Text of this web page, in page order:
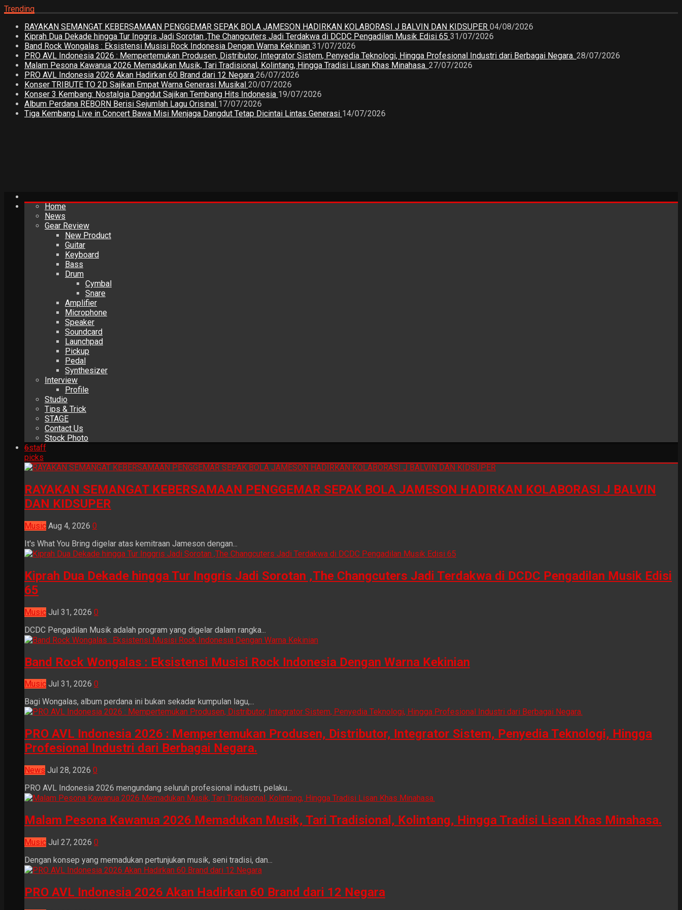
Trending
RAYAKAN SEMANGAT KEBERSAMAAN PENGGEMAR SEPAK BOLA JAMESON HADIRKAN KOLABORASI J BALVIN DAN KIDSUPER 04/08/2026
Kiprah Dua Dekade hingga Tur Inggris Jadi Sorotan ,The Changcuters Jadi Terdakwa di DCDC Pengadilan Musik Edisi 65 31/07/2026
Band Rock Wongalas : Eksistensi Musisi Rock Indonesia Dengan Warna Kekinian 31/07/2026
PRO AVL Indonesia 2026 : Mempertemukan Produsen, Distributor, Integrator Sistem, Penyedia Teknologi, Hingga Profesional Industri dari Berbagai Negara. 28/07/2026
Malam Pesona Kawanua 2026 Memadukan Musik, Tari Tradisional, Kolintang, Hingga Tradisi Lisan Khas Minahasa. 27/07/2026
PRO AVL Indonesia 2026 Akan Hadirkan 60 Brand dari 12 Negara 26/07/2026
Konser TRIBUTE TO 2D Sajikan Empat Warna Generasi Musikal 20/07/2026
Konser 3 Kembang: Nostalgia Dangdut Sajikan Tembang Hits Indonesia 19/07/2026
Album Perdana REBORN Berisi Sejumlah Lagu Orisinal 17/07/2026
Tiga Kembang Live in Concert Bawa Misi Menjaga Dangdut Tetap Dicintai Lintas Generasi 14/07/2026
Home
News
Gear Review
New Product
Guitar
Keyboard
Bass
Drum
Cymbal
Snare
Amplifier
Microphone
Speaker
Soundcard
Launchpad
Pickup
Pedal
Synthesizer
Interview
Profile
Studio
Tips & Trick
STAGE
Contact Us
Stock Photo
6staff
picks
RAYAKAN SEMANGAT KEBERSAMAAN PENGGEMAR SEPAK BOLA JAMESON HADIRKAN KOLABORASI J BALVIN
DAN KIDSUPER
Music Aug 4, 2026 0
It's What You Bring digelar atas kemitraan Jameson dengan...
Kiprah Dua Dekade hingga Tur Inggris Jadi Sorotan ,The Changcuters Jadi Terdakwa di DCDC Pengadilan Musik Edisi
65
Music Jul 31, 2026 0
DCDC Pengadilan Musik adalah program yang digelar dalam rangka...
Band Rock Wongalas : Eksistensi Musisi Rock Indonesia Dengan Warna Kekinian
Music Jul 31, 2026 0
Bagi Wongalas, album perdana ini bukan sekadar kumpulan lagu,...
PRO AVL Indonesia 2026 : Mempertemukan Produsen, Distributor, Integrator Sistem, Penyedia Teknologi, Hingga
Profesional Industri dari Berbagai Negara.
News Jul 28, 2026 0
PRO AVL Indonesia 2026 mengundang seluruh profesional industri, pelaku...
Malam Pesona Kawanua 2026 Memadukan Musik, Tari Tradisional, Kolintang, Hingga Tradisi Lisan Khas Minahasa.
Music Jul 27, 2026 0
Dengan konsep yang memadukan pertunjukan musik, seni tradisi, dan...
PRO AVL Indonesia 2026 Akan Hadirkan 60 Brand dari 12 Negara